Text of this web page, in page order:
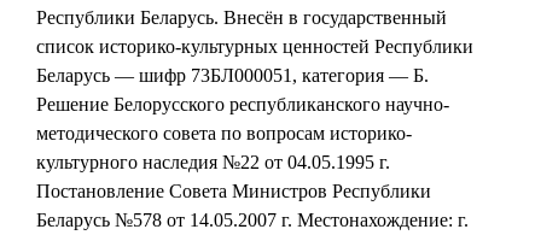
Республики Беларусь. Внесён в государственный
список историко-культурных ценностей Республики
Беларусь — шифр 73БЛ000051, категория — Б.
Решение Белорусского республиканского научно-
методического совета по вопросам историко-
культурного наследия №22 от 04.05.1995 г.
Постановление Совета Министров Республики
Беларусь №578 от 14.05.2007 г. Местонахождение: г.